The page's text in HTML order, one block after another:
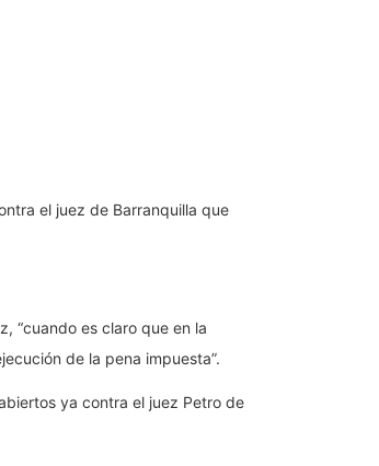
el juez de Barranquilla que
“cuando es claro que en la
de la pena impuesta”.
ya contra el juez Petro de